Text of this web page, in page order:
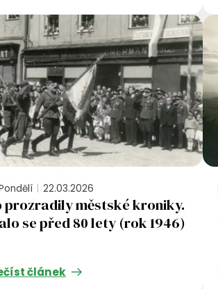
22.03.2026
prozradily městské kroniky.
se před 80 lety (rok 1946)
článek